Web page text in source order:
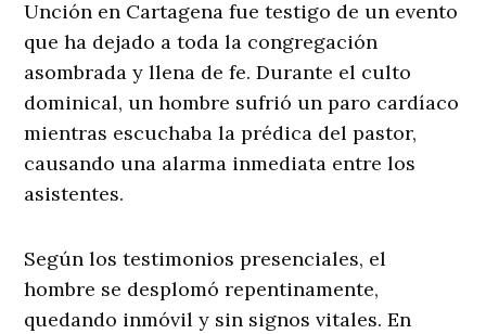
Unción en Cartagena fue testigo de un evento
que ha dejado a toda la congregación
asombrada y llena de fe. Durante el culto
dominical, un hombre sufrió un paro cardíaco
mientras escuchaba la prédica del pastor,
causando una alarma inmediata entre los
asistentes.
Según los testimonios presenciales, el
hombre se desplomó repentinamente,
quedando inmóvil y sin signos vitales. En